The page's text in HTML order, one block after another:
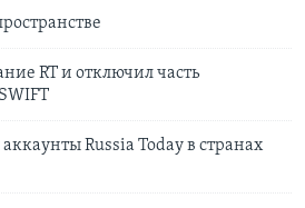
RT и отключил часть
Russia Today в странах